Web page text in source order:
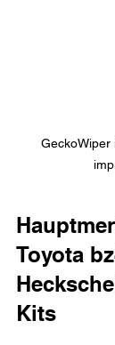
GeckoWiper
Toyota
Kits